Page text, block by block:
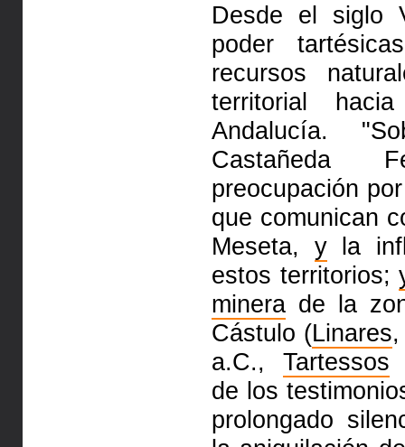
Desde el siglo
poder
recursos
territorial
Andalucía.
Castañeda
preocupación
que comunican
Meseta, yla
estos territorios;
minera de la
Cástulo (Linares
a.C., Tartessos
de los
prolongado